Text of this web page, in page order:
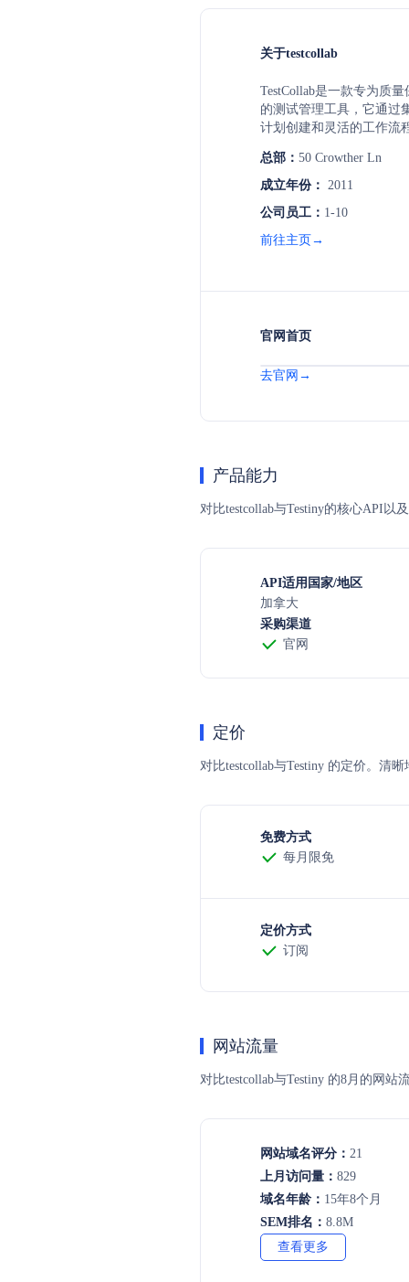
关于testcollab
TestCollab是一款专为质
的测试管理工具，它通过
计划创建和灵活的工作流
支持与Jira、Gitlab、
保远程团队同步和高效工
而提高测试管理的效率和
总部： 50 Crowther Ln
成立年份： 2011
公司员工： 1-10
前往主页→
官网首页
去官网→
产品能力
对比testcollab与Testiny的核心API以
API适用国家/地区
加拿大
采购渠道
官网
定价
对比testcollab与Testiny 的定价。清
免费方式
每月限免
定价方式
订阅
网站流量
对比testcollab与Testiny 的8月的网
网站域名评分： 21
上月访问量： 829
域名年龄： 15年8个月
SEM排名： 8.8M
查看更多